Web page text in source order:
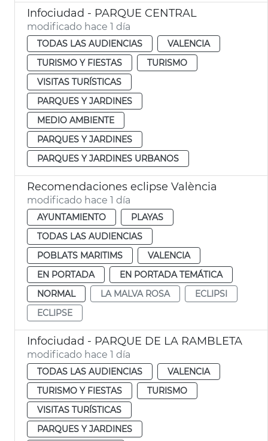
Infociudad - PARQUE CENTRAL
modificado hace 1 día
TODAS LAS AUDIENCIAS
VALENCIA
TURISMO Y FIESTAS
TURISMO
VISITAS TURÍSTICAS
PARQUES Y JARDINES
MEDIO AMBIENTE
PARQUES Y JARDINES
PARQUES Y JARDINES URBANOS
Recomendaciones eclipse València
modificado hace 1 día
AYUNTAMIENTO
PLAYAS
TODAS LAS AUDIENCIAS
POBLATS MARITIMS
VALENCIA
EN PORTADA
EN PORTADA TEMÁTICA
NORMAL
LA MALVA ROSA
ECLIPSI
ECLIPSE
Infociudad - PARQUE DE LA RAMBLETA
modificado hace 1 día
TODAS LAS AUDIENCIAS
VALENCIA
TURISMO Y FIESTAS
TURISMO
VISITAS TURÍSTICAS
PARQUES Y JARDINES